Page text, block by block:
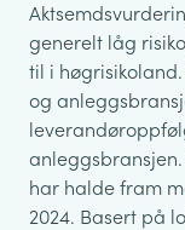
generelt låg
til i
og
har halde fram
2024. Basert på